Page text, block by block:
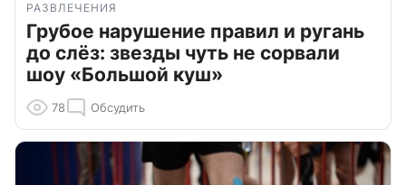
РАЗВЛЕЧЕНИЯ
Грубое нарушение правил и ругань
до слёз: звезды чуть не сорвали
шоу «Большой куш»
78 Обсудить